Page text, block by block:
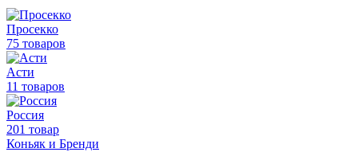
Просекко
75 товаров
Асти
11 товаров
Россия
201 товар
Коньяк и Бренди